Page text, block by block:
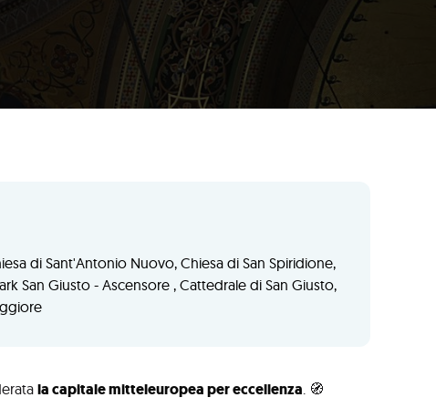
di Sant'Antonio Nuovo, Chiesa di San Spiridione,
San Giusto - Ascensore , Cattedrale di San Giusto,
la capitale mitteleuropea per eccellenza. 🧭